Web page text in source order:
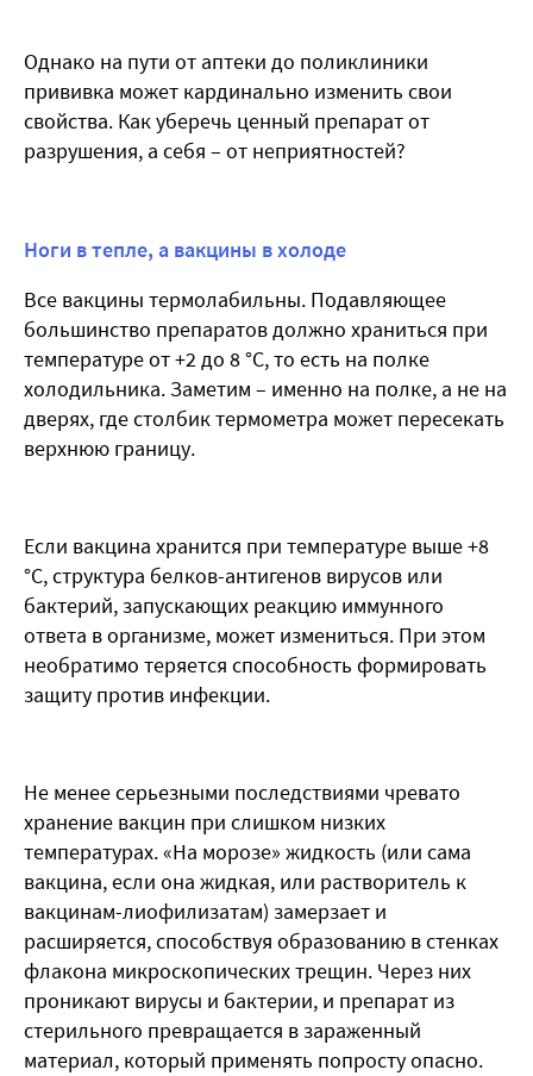
Однако на пути от аптеки до поликлиники
прививка может кардинально изменить свои
свойства. Как уберечь ценный препарат от
разрушения, а себя – от неприятностей?
Ноги в тепле, а вакцины в холоде
Все вакцины термолабильны. Подавляющее
большинство препаратов должно храниться при
температуре от +2 до 8 °С, то есть на полке
холодильника. Заметим – именно на полке, а не на
дверях, где столбик термометра может пересекать
верхнюю границу.
Если вакцина хранится при температуре выше +8
°С, структура белков-антигенов вирусов или
бактерий, запускающих реакцию иммунного
ответа в организме, может измениться. При этом
необратимо теряется способность формировать
защиту против инфекции.
Не менее серьезными последствиями чревато
хранение вакцин при слишком низких
температурах. «На морозе» жидкость (или сама
вакцина, если она жидкая, или растворитель к
вакцинам-лиофилизатам) замерзает и
расширяется, способствуя образованию в стенках
флакона микроскопических трещин. Через них
проникают вирусы и бактерии, и препарат из
стерильного превращается в зараженный
материал, который применять попросту опасно.